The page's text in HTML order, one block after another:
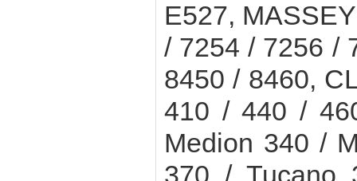
E527,
/ 7254 / 7256 /
8450 / 8460,
410 / 440 /
Medion 340 /
370 / Tucano